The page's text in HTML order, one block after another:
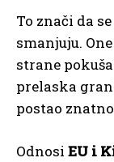
To znači da
smanjuju.
strane
prelaska
postao
Odnosi EU i